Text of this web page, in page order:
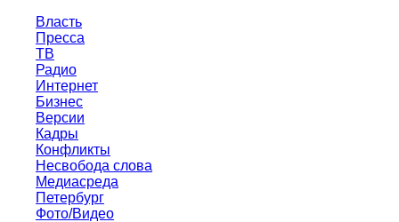
Власть
Пресса
ТВ
Радио
Интернет
Бизнес
Версии
Кадры
Конфликты
Несвобода слова
Медиасреда
Петербург
Фото/Видео